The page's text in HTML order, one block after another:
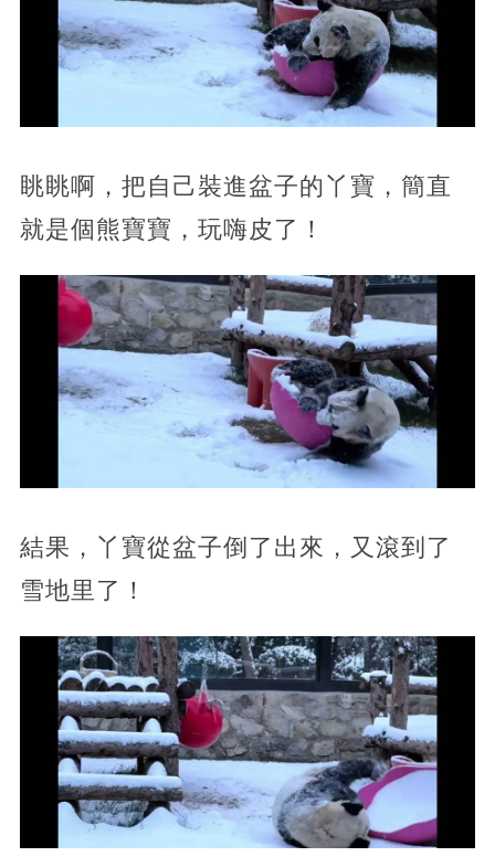
眺眺啊，把自己裝進盆子的丫寶，簡直
就是個熊寶寶，玩嗨皮了！
結果，丫寶從盆子倒了出來，又滾到了
雪地里了！